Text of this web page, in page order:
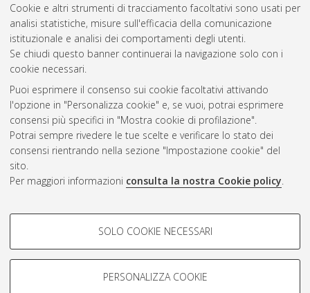
Cookie e altri strumenti di tracciamento facoltativi sono usati per
analisi statistiche, misure sull'efficacia della comunicazione
istituzionale e analisi dei comportamenti degli utenti.
Se chiudi questo banner continuerai la navigazione solo con i
cookie necessari.
Puoi esprimere il consenso sui cookie facoltativi attivando
l'opzione in "Personalizza cookie" e, se vuoi, potrai esprimere
consensi più specifici in "Mostra cookie di profilazione".
Potrai sempre rivedere le tue scelte e verificare lo stato dei
consensi rientrando nella sezione "Impostazione cookie" del
sito.
Per maggiori informazioni consulta la nostra Cookie policy.
COOKIE DI PROFILAZIONE -
Si tratta di cookie utilizzati per analizzare le caratteristiche della
navigazione degli utenti, creare profili in base al loro comportamento
SOLO COOKIE NECESSARI
PERSONALIZZA COOKIE
Questa lista e' stata generata ilSat Aug 8 20:45:30 2026
Atom
Rss 1.0
Rss 2.0
ISSN: 2038-7946
Impostazioni Cookie
Informativa sulla privacy
Condizioni d’uso del sito